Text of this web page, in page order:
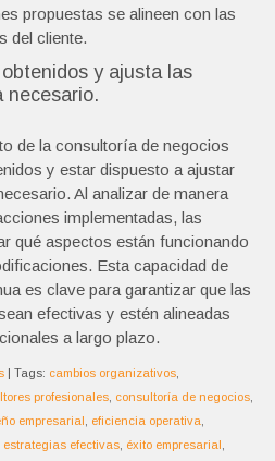
propuestas se alineen con las
del cliente.
y ajusta las
necesario.
de la consultoría de negocios
y estar dispuesto a ajustar
Al analizar de manera
implementadas, las
qué aspectos están funcionando
Esta capacidad de
es clave para garantizar que las
efectivas y estén alineadas
a largo plazo.
| Tags: cambios organizativos
profesionales consultoría de negocios
empresarial eficiencia operativa
estrategias efectivas éxito empresarial